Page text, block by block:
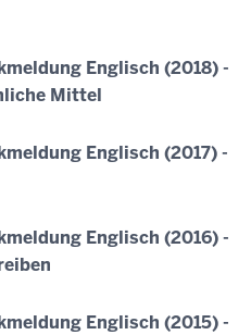
Englisch (2018) -
Mittel
Englisch (2017) -
Englisch (2016) -
Englisch (2015) -